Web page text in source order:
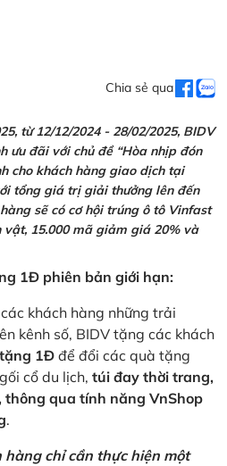
Chia sẻ qua
từ 12/12/2024 - 28/02/2025, BIDV
ưu đãi với chủ đề “Hòa nhịp đón
cho khách hàng giao dịch tại
tổng giá trị giải thưởng lên đến
sẽ có cơ hội trúng ô tô Vinfast
vật, 15.000 mã giảm giá 20% và
1Đ phiên bản giới hạn:
khách hàng những trải
kênh số, BIDV tặng các khách
1Đ để đổi các quà tặng
cổ du lịch, túi đay thời trang,
thông qua tính năng VnShop
.
chỉ cần thực hiện một